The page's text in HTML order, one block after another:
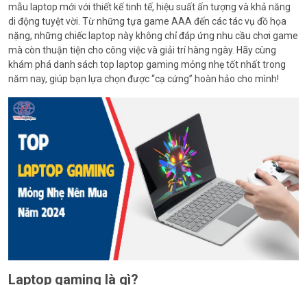
mẫu laptop mới với thiết kế tinh tế, hiệu suất ấn tượng và khả năng
di động tuyệt vời. Từ những tựa game AAA đến các tác vụ đồ họa
nặng, những chiếc laptop này không chỉ đáp ứng nhu cầu chơi game
mà còn thuận tiện cho công việc và giải trí hàng ngày. Hãy cùng
khám phá danh sách top laptop gaming mỏng nhẹ tốt nhất trong
năm nay, giúp bạn lựa chọn được “cạ cứng” hoàn hảo cho mình!
Laptop gaming là gì?